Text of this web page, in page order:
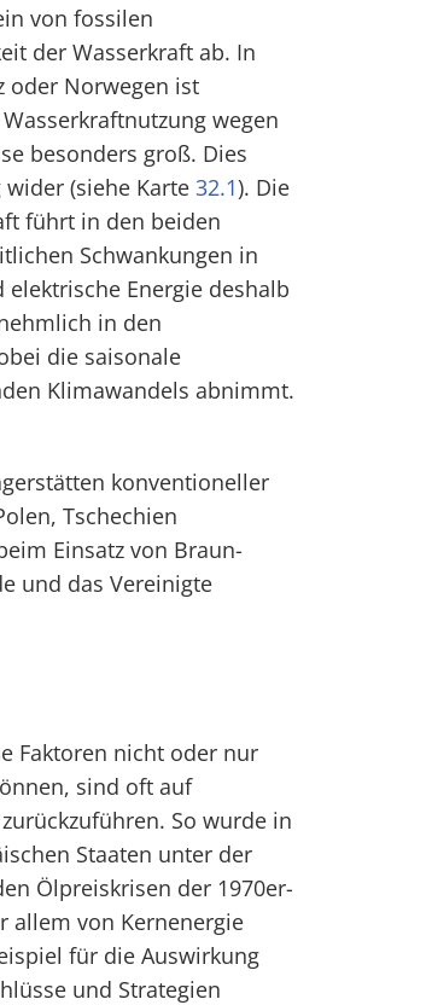
von fossilen
der Wasserkraft ab. In
oder Norwegen ist
wegen
besonders groß. Dies
(siehe Karte 32.1). Die
führt in den beiden
Schwankungen in
Energie deshalb
in den
die saisonale
Klimawandels abnimmt.
konventioneller
Tschechien
Einsatz von Braun-
und das Vereinigte
Faktoren nicht oder nur
sind oft auf
So wurde in
Staaten unter der
Ölpreiskrisen der 1970er-
allem von Kernenergie
für die Auswirkung
und Strategien